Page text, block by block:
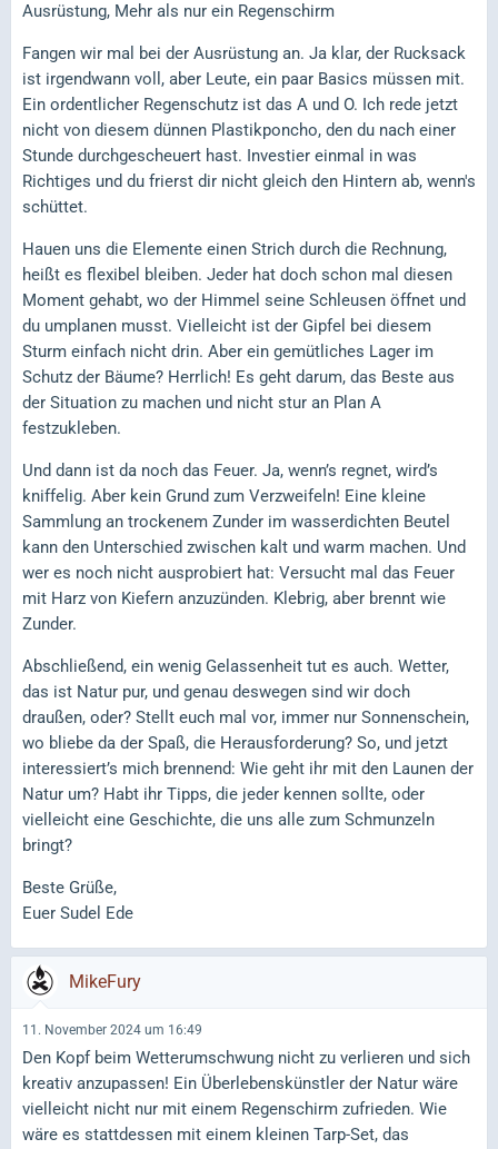
Ausrüstung, Mehr als nur ein Regenschirm
Fangen wir mal bei der Ausrüstung an. Ja klar, der Rucksack
ist irgendwann voll, aber Leute, ein paar Basics müssen mit.
Ein ordentlicher Regenschutz ist das A und O. Ich rede jetzt
nicht von diesem dünnen Plastikponcho, den du nach einer
Stunde durchgescheuert hast. Investier einmal in was
Richtiges und du frierst dir nicht gleich den Hintern ab, wenn's
schüttet.
Hauen uns die Elemente einen Strich durch die Rechnung,
heißt es flexibel bleiben. Jeder hat doch schon mal diesen
Moment gehabt, wo der Himmel seine Schleusen öffnet und
du umplanen musst. Vielleicht ist der Gipfel bei diesem
Sturm einfach nicht drin. Aber ein gemütliches Lager im
Schutz der Bäume? Herrlich! Es geht darum, das Beste aus
der Situation zu machen und nicht stur an Plan A
festzukleben.
Und dann ist da noch das Feuer. Ja, wenn’s regnet, wird’s
kniffelig. Aber kein Grund zum Verzweifeln! Eine kleine
Sammlung an trockenem Zunder im wasserdichten Beutel
kann den Unterschied zwischen kalt und warm machen. Und
wer es noch nicht ausprobiert hat: Versucht mal das Feuer
mit Harz von Kiefern anzuzünden. Klebrig, aber brennt wie
Zunder.
Abschließend, ein wenig Gelassenheit tut es auch. Wetter,
das ist Natur pur, und genau deswegen sind wir doch
draußen, oder? Stellt euch mal vor, immer nur Sonnenschein,
wo bliebe da der Spaß, die Herausforderung? So, und jetzt
interessiert’s mich brennend: Wie geht ihr mit den Launen der
Natur um? Habt ihr Tipps, die jeder kennen sollte, oder
vielleicht eine Geschichte, die uns alle zum Schmunzeln
bringt?
Beste Grüße,
Euer Sudel Ede
MikeFury
11. November 2024 um 16:49
Den Kopf beim Wetterumschwung nicht zu verlieren und sich
kreativ anzupassen! Ein Überlebenskünstler der Natur wäre
vielleicht nicht nur mit einem Regenschirm zufrieden. Wie
wäre es stattdessen mit einem kleinen Tarp-Set, das